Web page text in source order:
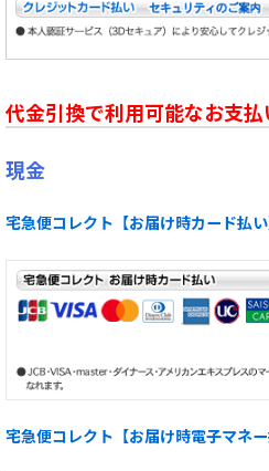
代金引換で利用可能なお支
現金
宅急便コレクト【お届け時カード払い
宅急便コレクト【お届け時電子マネー